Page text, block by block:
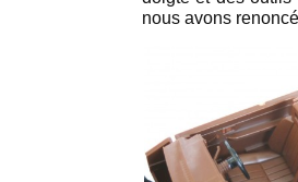
nous avons